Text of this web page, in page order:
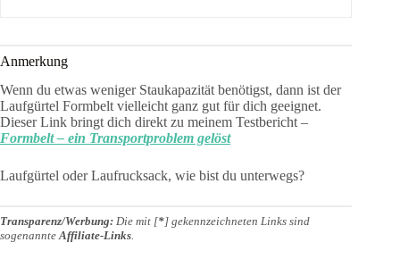
Anmerkung
Wenn du etwas weniger Staukapazität benötigst, dann ist der
Laufgürtel Formbelt vielleicht ganz gut für dich geeignet.
Dieser Link bringt dich direkt zu meinem Testbericht –
Formbelt – ein Transportproblem gelöst
Laufgürtel oder Laufrucksack, wie bist du unterwegs?
Transparenz/Werbung: Die mit [*] gekennzeichneten Links sind
sogenannteAffiliate-Links.